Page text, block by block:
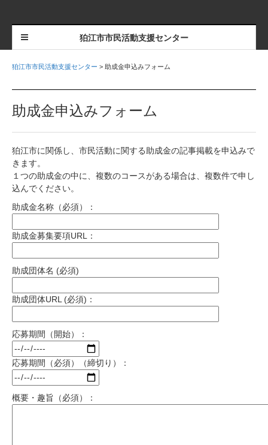
狛江市市民活動支援センター
狛江市市民活動支援センター > 助成金申込みフォーム
助成金申込みフォーム
狛江市に関係し、市民活動に関する助成金の記事掲載を申込みで
きます。
１つの助成金の中に、複数のコースがある場合は、複数件で申し
込んでください。
助成金名称（必須）：
助成金募集要項URL：
助成団体名 (必須)
助成団体URL (必須)：
応募期間（開始）：
応募期間（必須）（締切り）：
概要・趣旨（必須）：